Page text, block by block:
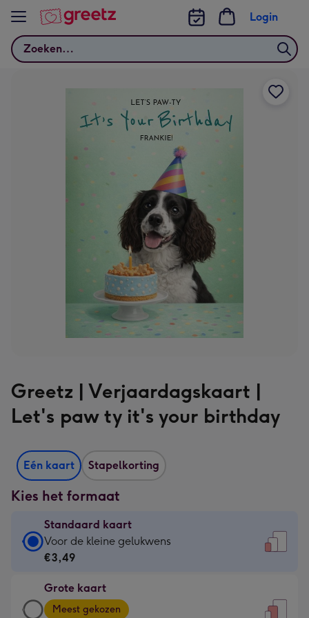
Bekijk meer
Zoeken
Login
Greetz | Verjaardagskaart |
Let's paw ty it's your birthday
Eén kaart Stapelkorting
Kies het formaat
Standaard kaart
Standaard
kaart
€3,49
-
Voor de kleine gelukwens
€3,49
Grote kaart
Grote
Meest gekozen